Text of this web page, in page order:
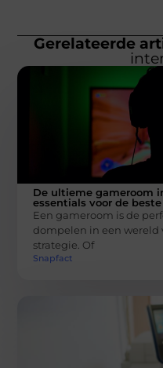
Gerelateerde
De ultieme gameroom
essentials voor de
Een gameroom is de
dompelen in een wereld
strategie. Of
Snapfact